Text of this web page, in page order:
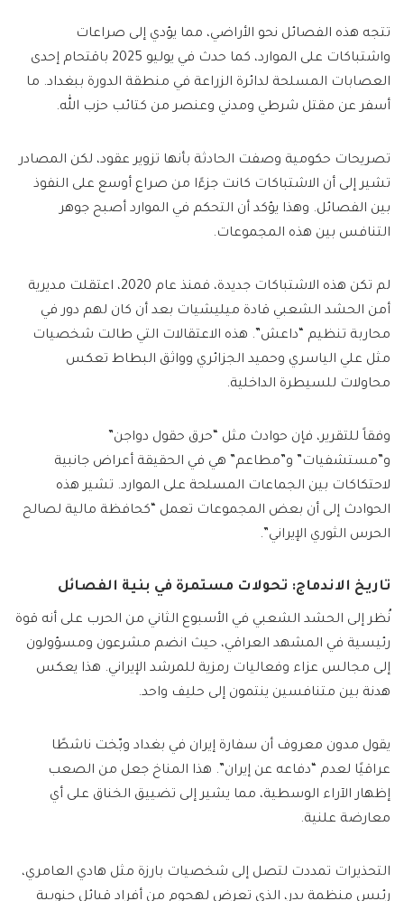
تتجه هذه الفصائل نحو الأراضي، مما يؤدي إلى صراعات
واشتباكات على الموارد، كما حدث في يوليو 2025 باقتحام إحدى
العصابات المسلحة لدائرة الزراعة في منطقة الدورة ببغداد. ما
أسفر عن مقتل شرطي ومدني وعنصر من كتائب حزب الله.
تصريحات حكومية وصفت الحادثة بأنها تزوير عقود، لكن المصادر
تشير إلى أن الاشتباكات كانت جزءًا من صراع أوسع على النفوذ
بين الفصائل. وهذا يؤكد أن التحكم في الموارد أصبح جوهر
التنافس بين هذه المجموعات.
لم تكن هذه الاشتباكات جديدة، فمنذ عام 2020، اعتقلت مديرية
أمن الحشد الشعبي قادة ميليشيات بعد أن كان لهم دور في
محاربة تنظيم “داعش”. هذه الاعتقالات التي طالت شخصيات
مثل علي الياسري وحميد الجزائري وواثق البطاط تعكس
محاولات للسيطرة الداخلية.
وفقاً للتقرير، فإن حوادث مثل “حرق حقول دواجن”
و”مستشفيات” و”مطاعم” هي في الحقيقة أعراض جانبية
لاحتكاكات بين الجماعات المسلحة على الموارد. تشير هذه
الحوادث إلى أن بعض المجموعات تعمل “كحافظة مالية لصالح
الحرس الثوري الإيراني”.
تاريخ الاندماج: تحولات مستمرة في بنية الفصائل
نُظر إلى الحشد الشعبي في الأسبوع الثاني من الحرب على أنه قوة
رئيسية في المشهد العراقي، حيث انضم مشرعون ومسؤولون
إلى مجالس عزاء وفعاليات رمزية للمرشد الإيراني. هذا يعكس
هدنة بين متنافسين ينتمون إلى حليف واحد.
يقول مدون معروف أن سفارة إيران في بغداد وبّخت ناشطًا
عراقيًا لعدم “دفاعه عن إيران”. هذا المناخ جعل من الصعب
إظهار الآراء الوسطية، مما يشير إلى تضييق الخناق على أي
معارضة علنية.
التحذيرات تمددت لتصل إلى شخصيات بارزة مثل هادي العامري،
رئيس منظمة بدر، الذي تعرض لهجوم من أفراد قبائل جنوبية